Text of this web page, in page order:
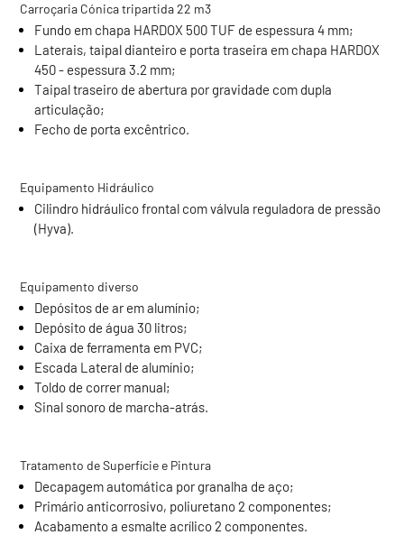
Carroçaria Cónica tripartida 22 m3
Fundo em chapa HARDOX 500 TUF de espessura 4 mm;
Laterais, taipal dianteiro e porta traseira em chapa HARDOX
450 - espessura 3.2 mm;
Taipal traseiro de abertura por gravidade com dupla
articulação;
Fecho de porta excêntrico.
Equipamento Hidráulico
Cilindro hidráulico frontal com válvula reguladora de pressão
(Hyva).
Equipamento diverso
Depósitos de ar em alumínio;
Depósito de água 30 litros;
Caixa de ferramenta em PVC;
Escada Lateral de alumínio;
Toldo de correr manual;
Sinal sonoro de marcha-atrás.
Tratamento de Superfície e Pintura
Decapagem automática por granalha de aço;
Primário anticorrosivo, poliuretano 2 componentes;
Acabamento a esmalte acrílico 2 componentes.